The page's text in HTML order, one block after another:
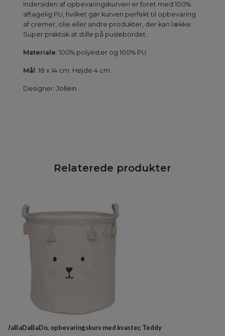
Indersiden af opbevaringskurven er foret med 100%
aftagelig PU, hvilket gør kurven perfekt til opbevaring
af cremer, olie eller andre produkter, der kan lække.
Super praktisk at stille på puslebordet.
Materiale: 100% polyester og 100% PU.
Mål : 18 x 14 cm. Højde 4 cm.
Designer: Jollein
JaBaDaBaDo, opbevaringskurv med kvaster, Teddy